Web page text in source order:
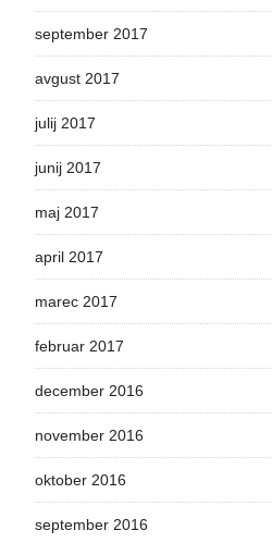
september 2017
avgust 2017
julij 2017
junij 2017
maj 2017
april 2017
marec 2017
februar 2017
december 2016
november 2016
oktober 2016
september 2016